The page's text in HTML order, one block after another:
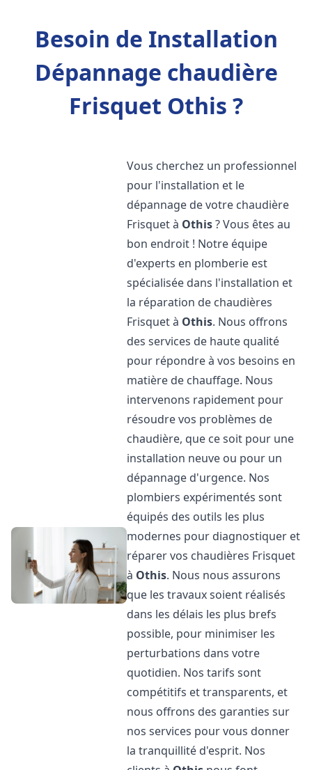
Besoin de Installation
Dépannage chaudière
Frisquet Othis ?
Vous cherchez un professionnel
pour l'installation et le
dépannage de votre chaudière
Frisquet à Othis? Vous êtes au
bon endroit ! Notre équipe
d'experts en plomberie est
spécialisée dans l'installation et
la réparation de chaudières
Frisquet à Othis. Nous offrons
des services de haute qualité
pour répondre à vos besoins en
matière de chauffage. Nous
intervenons rapidement pour
résoudre vos problèmes de
chaudière, que ce soit pour une
installation neuve ou pour un
dépannage d'urgence. Nos
plombiers expérimentés sont
équipés des outils les plus
modernes pour diagnostiquer et
réparer vos chaudières Frisquet
à Othis. Nous nous assurons
que les travaux soient réalisés
dans les délais les plus brefs
possible, pour minimiser les
perturbations dans votre
quotidien. Nos tarifs sont
compétitifs et transparents, et
nous offrons des garanties sur
nos services pour vous donner
la tranquillité d'esprit. Nos